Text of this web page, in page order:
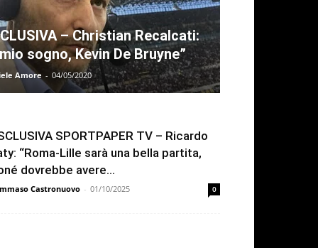
– Christian Recalcati:
sogno, Kevin De Bruyne”
Amore - 04/05/2020
SPORTPAPER TV – Ricardo
“Roma-Lille sarà una bella partita,
dovrebbe avere...
Castronuovo - 01/10/2025 0